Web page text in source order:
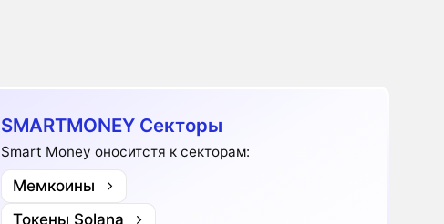
SMARTMONEY Секторы
Smart Money оноситстя к секторам:
Мемкоины
Токены Solana